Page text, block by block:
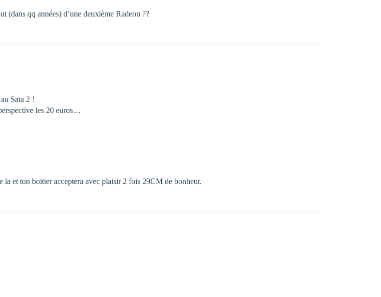
(dans qq années) d’une deuxième Radeon ??
Sata 2 !
les 20 euros…
et ton boitier acceptera avec plaisir 2 fois 29CM de bonheur.